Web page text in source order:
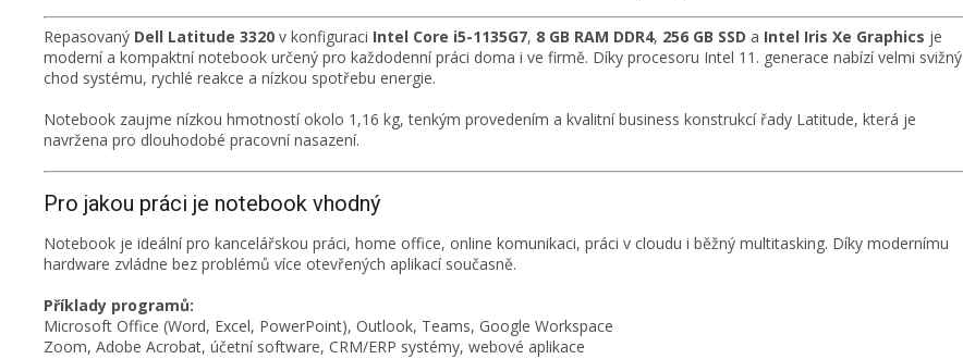
Repasovaný Dell Latitude 3320 v konfiguraci Intel Core i5-1135G7, 8 GB RAM DDR4, 256 GB SSD a Intel Iris Xe Graphics je
moderní a kompaktní notebook určený pro každodenní práci doma i ve firmě. Díky procesoru Intel 11. generace nabízí velmi svižný
chod systému, rychlé reakce a nízkou spotřebu energie.
Notebook zaujme nízkou hmotností okolo 1,16 kg, tenkým provedením a kvalitní business konstrukcí řady Latitude, která je
navržena pro dlouhodobé pracovní nasazení.
Pro jakou práci je notebook vhodný
Notebook je ideální pro kancelářskou práci, home office, online komunikaci, práci v cloudu i běžný multitasking. Díky modernímu
hardware zvládne bez problémů více otevřených aplikací současně.
Příklady programů:
Microsoft Office (Word, Excel, PowerPoint), Outlook, Teams, Google Workspace
Zoom, Adobe Acrobat, účetní software, CRM/ERP systémy, webové aplikace